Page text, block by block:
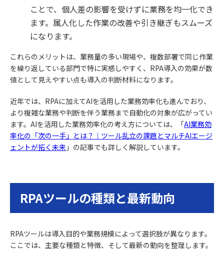
ことで、個人差の影響を受けずに業務を均一化でき
ます。属人化した作業の改善や引き継ぎもスムーズ
になります。
これらのメリットは、業務量の多い現場や、複数部署で同じ作業
を繰り返している部門で特に実感しやすく、RPA導入の効果が数
値として見えやすい点も導入の判断材料になります。
近年では、RPAに加えてAIを活用した業務効率化も進んでおり、
より複雑な業務や判断を伴う業務まで自動化の対象が広がってい
ます。AIを活用した業務効率化の考え方については、「AI業務効
率化の「次の一手」とは？｜ツール乱立の課題とマルチAIエージ
ェントが拓く未来 」の記事でも詳しく解説しています。
RPAツールの種類と最新動向
RPAツールは導入目的や業務規模によって選択肢が異なります。
ここでは、主要な種類と特徴、そして最新の動向を整理します。